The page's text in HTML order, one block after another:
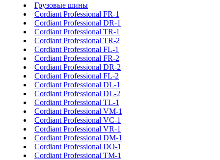
Грузовые шины
Cordiant Professional FR-1
Cordiant Professional DR-1
Cordiant Professional TR-1
Cordiant Professional TR-2
Cordiant Professional FL-1
Cordiant Professional FR-2
Cordiant Professional DR-2
Cordiant Professional FL-2
Cordiant Professional DL-1
Cordiant Professional DL-2
Cordiant Professional TL-1
Cordiant Professional VM-1
Cordiant Professional VC-1
Cordiant Professional VR-1
Cordiant Professional DM-1
Cordiant Professional DO-1
Cordiant Professional TM-1